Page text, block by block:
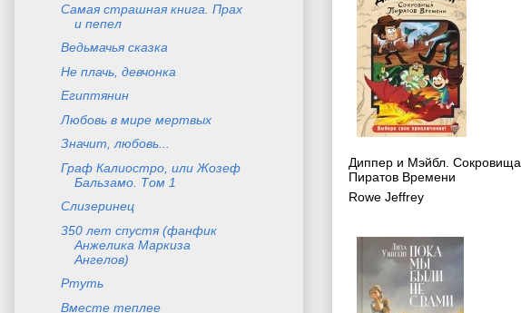
Диппер и Мэйбл. Сокровища
Пиратов Времени
Rowe Jeffrey
Самая страшная книга. Прах
и пепел
Ведьмачья сказка
Не плачь, девчонка
Египтянин
Любовь в мире мертвых
Значит, любовь...
Граф Калиостро, или Жозеф
Бальзамо. Том 1
Слизеринец
350 лет спустя (фанфик
Анжелика Маркиза
Ангелов)
Ртуть
Вместе теплее